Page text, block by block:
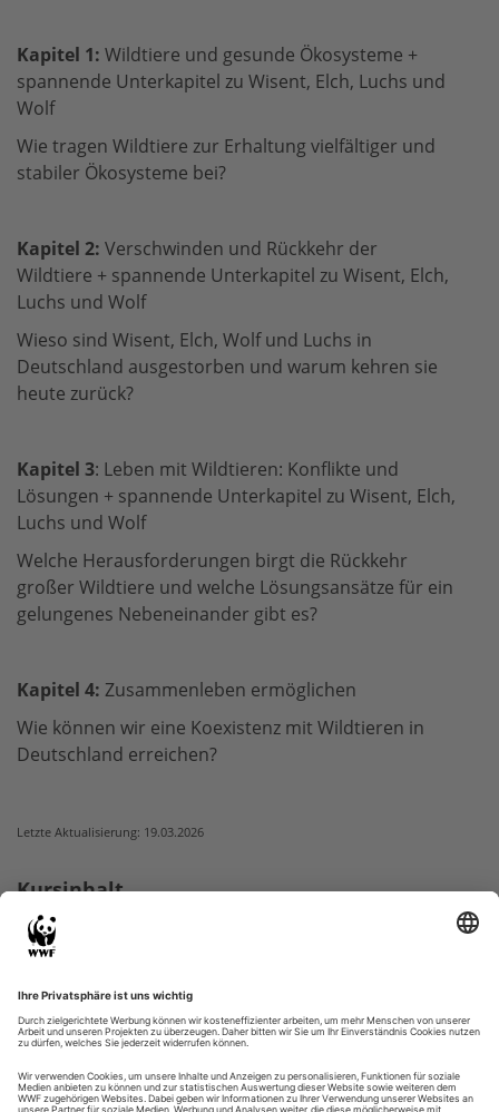
Kapitel 1: Wildtiere und gesunde Ökosysteme +
spannende Unterkapitel zu Wisent, Elch, Luchs und
Wolf
Wie tragen Wildtiere zur Erhaltung vielfältiger und
stabiler Ökosysteme bei?
Kapitel 2: Verschwinden und Rückkehr der
Wildtiere + spannende Unterkapitel zu Wisent, Elch,
Luchs und Wolf
Wieso sind Wisent, Elch, Wolf und Luchs in
Deutschland ausgestorben und warum kehren sie
heute zurück?
Kapitel 3: Leben mit Wildtieren: Konflikte und
Lösungen + spannende Unterkapitel zu Wisent, Elch,
Luchs und Wolf
Welche Herausforderungen birgt die Rückkehr
großer Wildtiere und welche Lösungsansätze für ein
gelungenes Nebeneinander gibt es?
Kapitel 4: Zusammenleben ermöglichen
Wie können wir eine Koexistenz mit Wildtieren in
Deutschland erreichen?
Letzte Aktualisierung: 19.03.2026
Kursinhalt
Kurs starten
Feedback